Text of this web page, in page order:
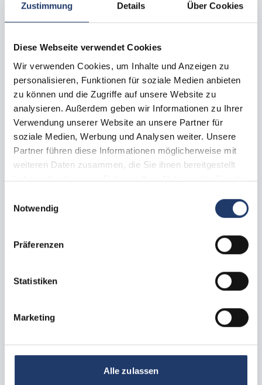
Zustimmung Details Über Cookies
Diese Webseite verwendet Cookies
Wir verwenden Cookies, um Inhalte und Anzeigen zu
personalisieren, Funktionen für soziale Medien anbieten
zu können und die Zugriffe auf unsere Website zu
analysieren. Außerdem geben wir Informationen zu Ihrer
Verwendung unserer Website an unsere Partner für
soziale Medien, Werbung und Analysen weiter. Unsere
Partner führen diese Informationen möglicherweise mit
weiteren Daten zusammen, die Sie ihnen bereitgestellt
haben oder die sie im Rahmen Ihrer Nutzung der Dienste
Notwendig
Präferenzen
Statistiken
Marketing
Alle zulassen
Zwarte standplaats
Vooral geschikt voor fietsen met een tent, geen
stroomaansluiting
7 nachten
van
Boek nu